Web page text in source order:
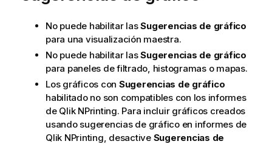
No puede habilitar lasSugerencias de gráfico
para una visualización maestra.
No puede habilitar lasSugerencias de gráfico
para paneles de filtrado, histogramas o mapas.
Los gráficos con Sugerencias de gráfico
habilitado no son compatibles con los informes
de Qlik NPrinting. Para incluir gráficos creados
usando sugerencias de gráfico en informes de
Qlik NPrinting , desactive Sugerencias de